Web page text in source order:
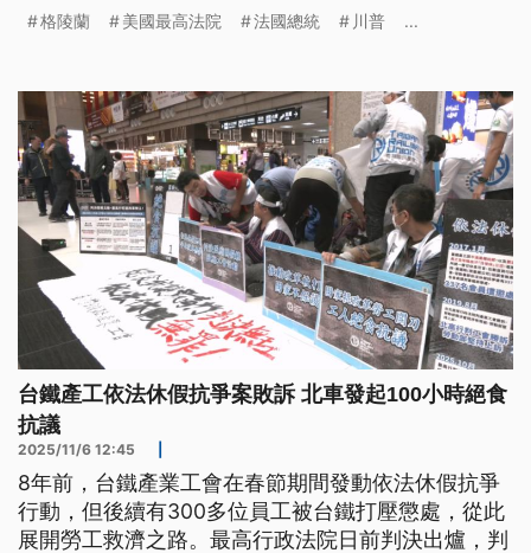
體上公開他與法國總統馬克宏的私人簡訊，還語帶玄
格陵蘭 美國最高法院 法國總統 川普 ...
台鐵產工依法休假抗爭案敗訴 北車發起100小時絕食
抗議
2025/11/6 12:45
8年前，台鐵產業工會在春節期間發動依法休假抗爭
行動，但後續有300多位員工被台鐵打壓懲處，從此
展開勞工救濟之路。最高行政法院日前判決出爐，判